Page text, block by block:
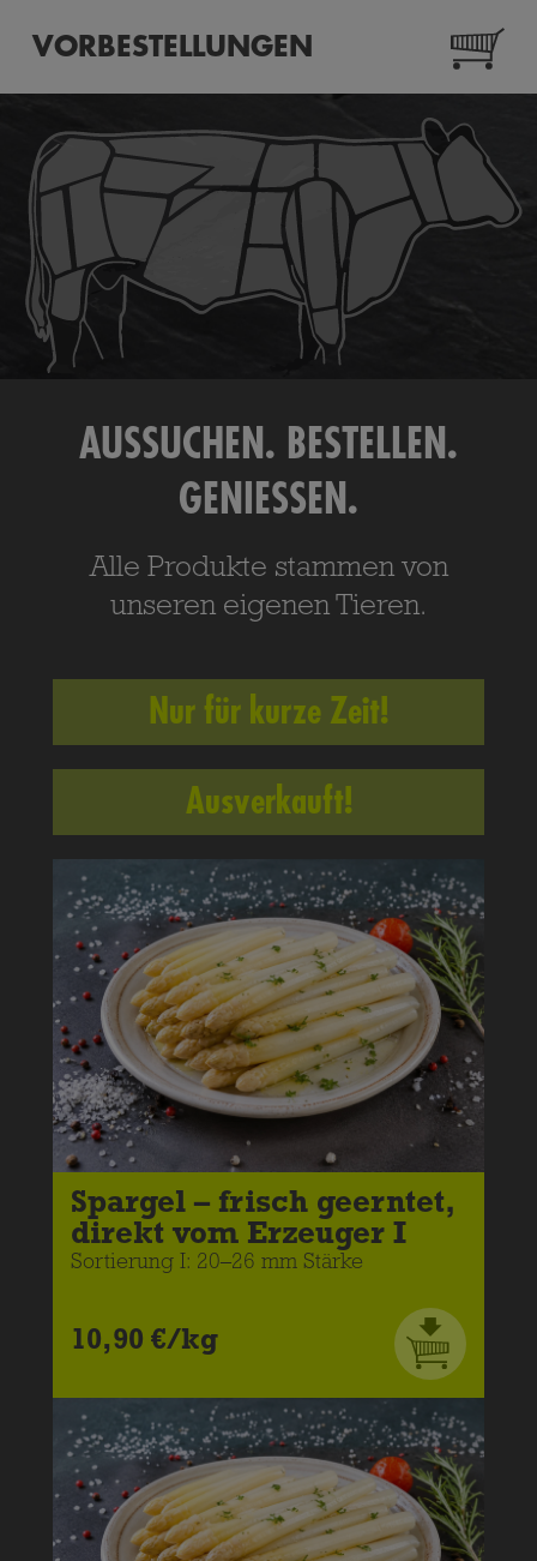
VORBESTELLUNGEN
AUSSUCHEN. BESTELLEN.
GENIESSEN.
Alle Produkte stammen von
unseren eigenen Tieren.
Nur für kurze Zeit!
Ausverkauft!
Spargel – frisch geerntet,
direkt vom Erzeuger I
Sortierung I: 20–26 mm Stärke
10,90 €/kg